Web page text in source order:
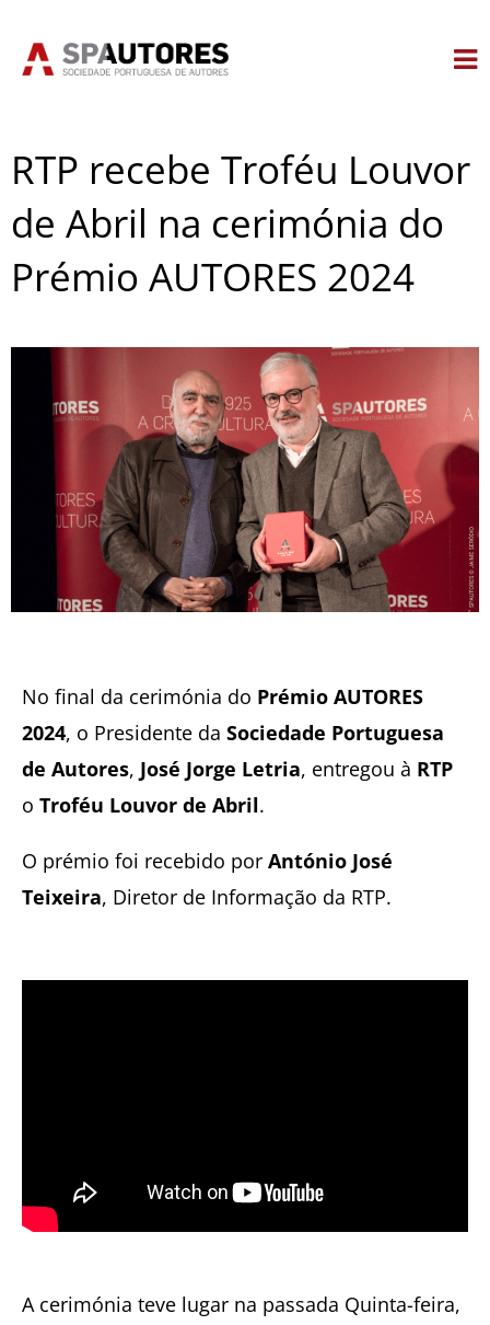
RTP recebe Troféu Louvor
de Abril na cerimónia do
Prémio AUTORES 2024
No final da cerimónia do Prémio AUTORES
2024, o Presidente da Sociedade Portuguesa
de Autores, José Jorge Letria, entregou à RTP
o Troféu Louvor de Abril.
O prémio foi recebido por António José
Teixeira, Diretor de Informação da RTP.
A cerimónia teve lugar na passada Quinta-feira,